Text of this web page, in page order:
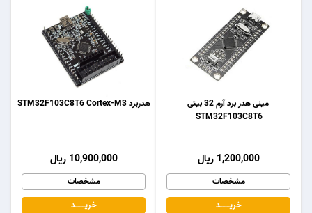
هدربرد STM32F103C8T6 Cortex-M3
10,900,000 ریال
مشخصات
خریـــــــد
مینی هدر برد آرم 32 بیتی
STM32F103C8T6
1,200,000 ریال
مشخصات
خریـــــــد